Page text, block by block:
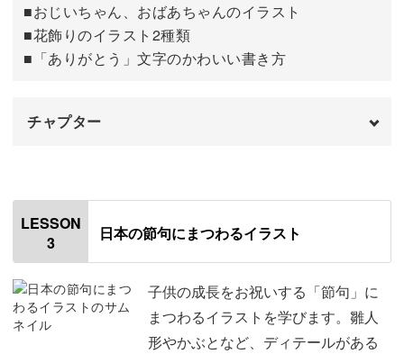
■おじいちゃん、おばあちゃんのイラスト
■花飾りのイラスト2種類
■「ありがとう」文字のかわいい書き方
チャプター
はじめに
使用材料・道具
今回練習するイラストについて 01:42
花束を描く 02:11
LESSON
3
日本の節句にまつわるイラスト
子供の成長をお祝いする「節句」に
まつわるイラストを学びます。雛人
形やかぶとなど、ディテールがある